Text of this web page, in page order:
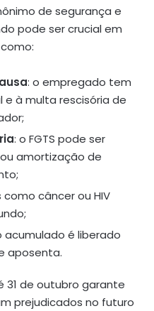
de segurança e
pode ser crucial em
: o empregado tem
à multa rescisória de
: o FGTS pode ser
amortização de
como câncer ou HIV
acumulado é liberado
aposenta.
31 de outubro garante
prejudicados no futuro